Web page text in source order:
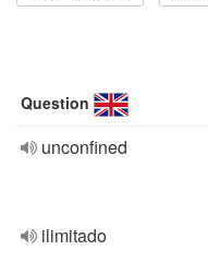
Question
unconfined
ilimitado